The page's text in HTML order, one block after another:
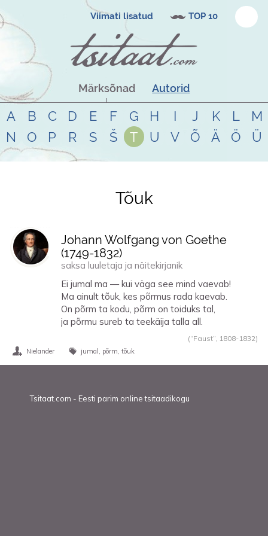
Viimati lisatud TOP 10
Märksõnad Autorid
A B C D E F G H I J K L
M
N
O P R S Š T U V Õ Ä Ö Ü
Tsitaadid teemaltõuk
Tõuk
Johann Wolfgang von Goethe
(1749-1832)
saksa luuletaja ja näitekirjanik
Ei jumal ma — kui väga see mind vaevab!
Ma ainult tõuk, kes põrmus rada kaevab.
On põrm ta kodu, põrm on toiduks tal,
ja põrmu sureb ta teekäija talla all.
(“Faust”, 1808- 1832)
Nielander jumal põrm tõuk
Tsitaat.com - Eesti parim online tsitaadikogu